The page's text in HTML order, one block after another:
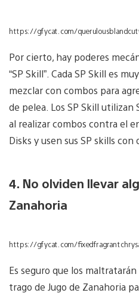
https://gfycat.com/
Por cierto, hay poderes
“SP Skill”. Cada SP Skill es
mezclar con combos para
de pelea. Los SP Skill utilizan
al realizar combos contra el
Disks y usen sus SP skills con
4. No olviden llevar
Zanahoria
https://gfycat.com/
Es seguro que los
trago de Jugo de Zanahoria